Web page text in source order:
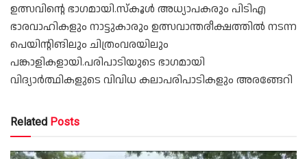
ഉത്സവിന്റെ ഭാഗമായി.സ്കൂള്‍ അധ്യാപകരും പിടിഎ
ഭാരവാഹികളും നാട്ടുകാരും ഉത്സവാന്തരീക്ഷത്തില്‍ നടന്ന
പെയിന്റിങിലും ചിത്രംവരയിലും
പങ്കാളികളായി.പരിപാടിയുടെ ഭാഗമായി
വിദ്യാര്‍ത്ഥികളുടെ വിവിധ കലാപരിപാടികളും അരങ്ങേറി
Related Posts